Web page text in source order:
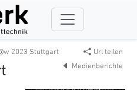
2023 Stuttgart
Url teilen
Medienberichte